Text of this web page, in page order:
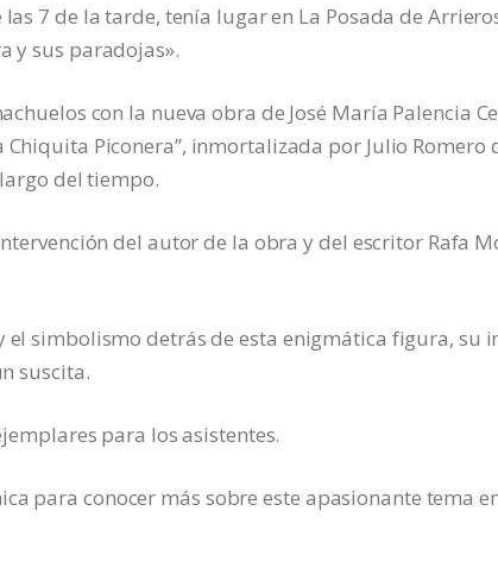
7 de la tarde, tenía lugar en La Posada de
y sus paradojas».
con la nueva obra de José María Palencia
Piconera”, inmortalizada por Julio Romero
del tiempo.
del autor de la obra y del escritor Rafa
simbolismo detrás de esta enigmática figura, su
suscita.
para los asistentes.
para conocer más sobre este apasionante tema